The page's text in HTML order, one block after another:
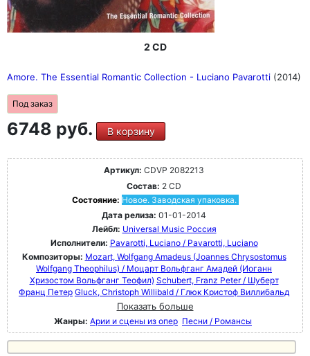
2 CD
Amore. The Essential Romantic Collection - Luciano Pavarotti (2014)
Под заказ
6748 руб. В корзину
Артикул: CDVP 2082213
Состав: 2 CD
Состояние: Новое. Заводская упаковка.
Дата релиза: 01-01-2014
Лейбл: Universal Music Россия
Исполнители: Pavarotti, Luciano / Pavarotti, Luciano
Композиторы: Mozart, Wolfgang Amadeus (Joannes Chrysostomus
Wolfgang Theophilus) / Моцарт Вольфганг Амадей (Иоганн
Хризостом Вольфганг Теофил) Schubert, Franz Peter / Шуберт
Франц Петер Gluck, Christoph Willibald / Глюк Кристоф Виллибальд
Показать больше
Жанры: Арии и сцены из опер Песни / Романсы